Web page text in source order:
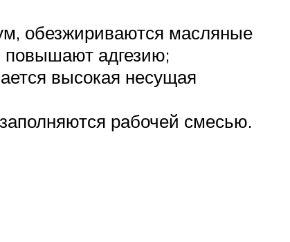
обезжириваются масляные
повышают адгезию;
высокая несущая
рабочей смесью.